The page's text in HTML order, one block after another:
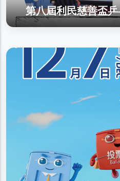
第八屆利民慈善盃